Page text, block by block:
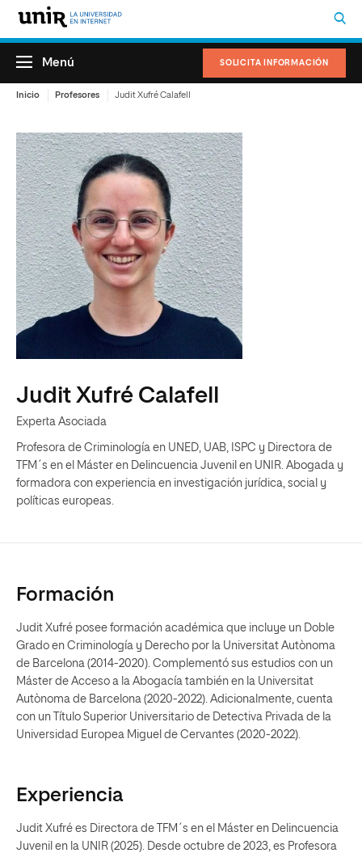
SOLICITA INFORMACIÓN
Menú
Inicio Profesores Judit Xufré Calafell
Judit Xufré Calafell
Experta Asociada
Profesora de Criminología en UNED, UAB, ISPC y Directora de
TFM´s en el Máster en Delincuencia Juvenil en UNIR. Abogada y
formadora con experiencia en investigación jurídica, social y
políticas europeas.
Formación
Judit Xufré posee formación académica que incluye un Doble
Grado en Criminología y Derecho por la Universitat Autònoma
de Barcelona (2014-2020). Complementó sus estudios con un
Máster de Acceso a la Abogacía también en la Universitat
Autònoma de Barcelona (2020-2022). Adicionalmente, cuenta
con un Título Superior Universitario de Detectiva Privada de la
Universidad Europea Miguel de Cervantes (2020-2022).
Experiencia
Judit Xufré es Directora de TFM´s en el Máster en Delincuencia
Juvenil en la UNIR (2025). Desde octubre de 2023, es Profesora